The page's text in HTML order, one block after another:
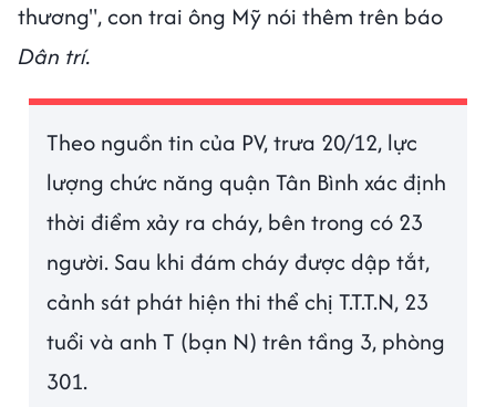
thương", con trai ông Mỹ nói thêm trên báo
Dân trí.
Theo nguồn tin của PV, trưa 20/12, lực
lượng chức năng quận Tân Bình xác định
thời điểm xảy ra cháy, bên trong có 23
người. Sau khi đám cháy được dập tắt,
cảnh sát phát hiện thi thể chị T.T.T.N, 23
tuổi và anh T (bạn N) trên tầng 3, phòng
301.